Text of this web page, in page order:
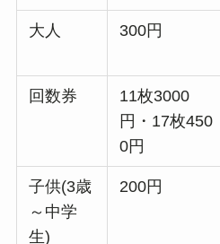
大人 300円
回数券
11枚3000
円・17枚450
0円
子供(3歳
～中学
生)
200円